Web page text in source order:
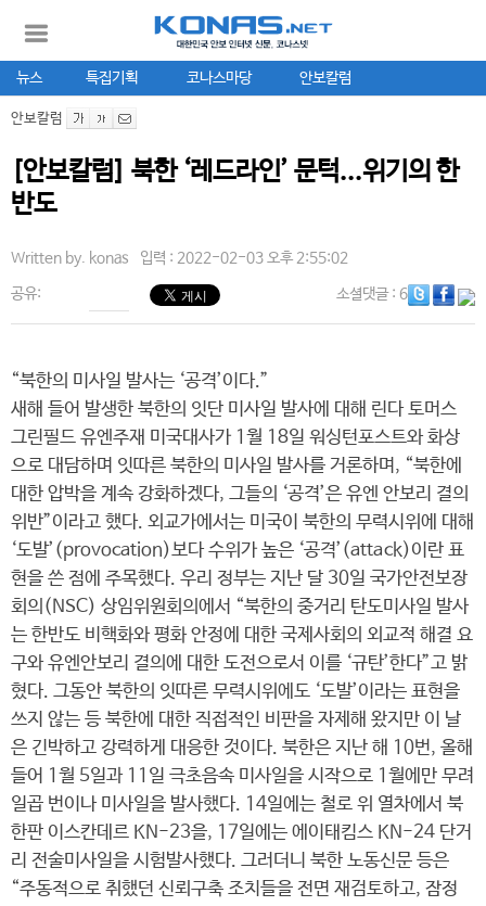
뉴스 특집기획 코나스마당 안보칼럼
안보칼럼
[안보칼럼] 북한 ‘레드라인’ 문턱...위기의 한
반도
Written by. konas 입력 : 2022-02-03 오후 2:55:02
공유: 소셜댓글: 6
“북한의 미사일 발사는 ‘공격’이다.”
새해 들어 발생한 북한의 잇단 미사일 발사에 대해 린다 토머스
그린필드 유엔주재 미국대사가 1월 18일 워싱턴포스트와 화상
으로 대담하며 잇따른 북한의 미사일 발사를 거론하며, “북한에
대한 압박을 계속 강화하겠다, 그들의 ‘공격’은 유엔 안보리 결의
위반”이라고 했다. 외교가에서는 미국이 북한의 무력시위에 대해
‘도발’(provocation)보다 수위가 높은 ‘공격’(attack)이란 표
현을 쓴 점에 주목했다. 우리 정부는 지난 달 30일 국가안전보장
회의(NSC) 상임위원회의에서 “북한의 중거리 탄도미사일 발사
는 한반도 비핵화와 평화 안정에 대한 국제사회의 외교적 해결 요
구와 유엔안보리 결의에 대한 도전으로서 이를 ‘규탄’한다”고 밝
혔다. 그동안 북한의 잇따른 무력시위에도 ‘도발’이라는 표현을
쓰지 않는 등 북한에 대한 직접적인 비판을 자제해 왔지만 이 날
은 긴박하고 강력하게 대응한 것이다. 북한은 지난 해 10번, 올해
들어 1월 5일과 11일 극초음속 미사일을 시작으로 1월에만 무려
일곱 번이나 미사일을 발사했다. 14일에는 철로 위 열차에서 북
한판 이스칸데르 KN-23을, 17일에는 에이태킴스 KN-24 단거
리 전술미사일을 시험발사했다. 그러더니 북한 노동신문 등은
“주동적으로 취했던 신뢰구축 조치들을 전면 재검토하고, 잠정